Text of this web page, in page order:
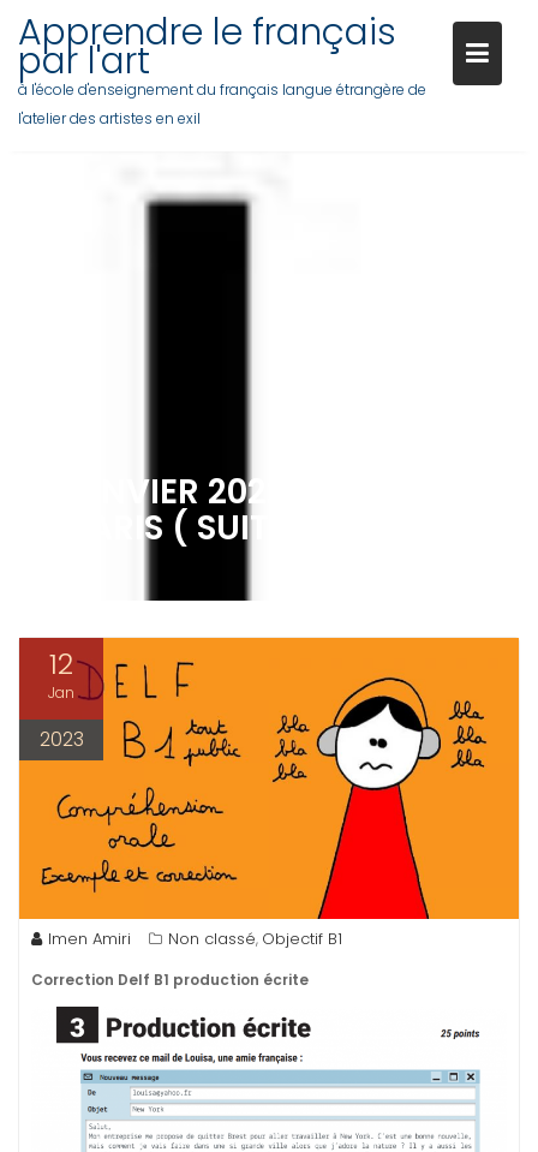
content
Apprendre le français
par l'art
à l'école d'enseignement du français langue étrangère de
l'atelier des artistes en exil
12 JANVIER 2022 LE SYNDROME
DE PARIS ( SUITE)
12
Jan
2023
Imen Amiri Non classé, Objectif B1
Correction Delf B1 production écrite